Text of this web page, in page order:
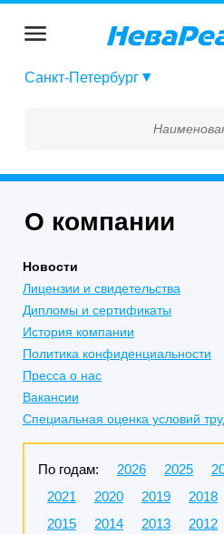
Санкт-Петербург
О компании
Новости
Лицензии и свидетельства
Дипломы и сертификаты
История компании
Политика конфиденциальности
Пресса о нас
Вакансии
Специальная оценка условий
По годам: 2026 2025
2021
2020 2019 2018
2015
2014 2013 2012